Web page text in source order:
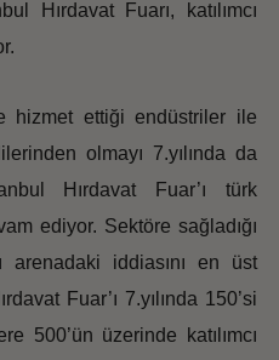
Hırdavat Fuarı, katılımcı
hizmet ettiği endüstriler ile
olmayı 7.yılında da
Hırdavat Fuar’ı türk
ediyor. Sektöre sağladığı
arenadaki iddiasını en üst
Fuar’ı 7.yılında 150’si
500’ün üzerinde katılımcı